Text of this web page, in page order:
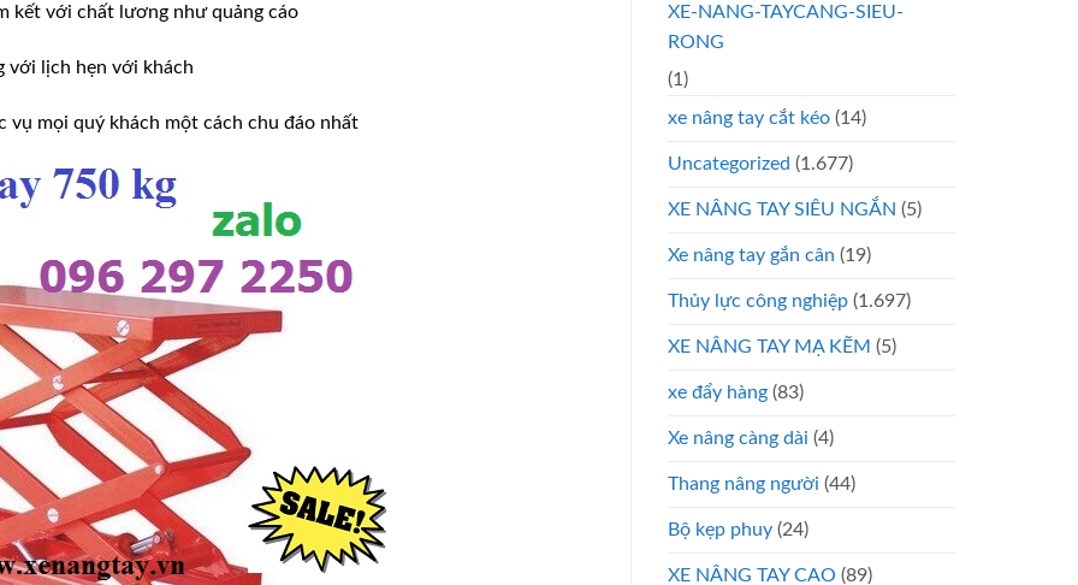
kết với chất lương như quảng cáo
với lịch hẹn với khách
vụ mọi quý khách một cách chu đáo nhất
XE-NANG-TAYCANG-SIEU-
RONG
(1)
xe nâng tay cắt kéo (14)
Uncategorized (1.677)
XE NÂNG TAY SIÊU NGẮN (5)
Xe nâng tay gắn cân (19)
Thủy lực công nghiệp (1.697)
XE NÂNG TAY MẠ KẼM (5)
xe đẩy hàng (83)
Xe nâng càng dài (4)
Thang nâng người (44)
Bộ kẹp phuy (24)
XE NÂNG TAY CAO (89)